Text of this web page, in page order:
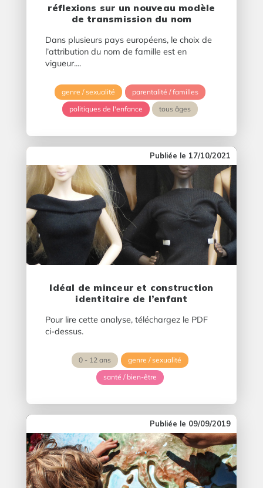
réflexions sur un nouveau modèle
de transmission du nom
Dans plusieurs pays européens, le choix de
l’attribution du nom de famille est en
vigueur....
genre / sexualité
parentalité / familles
politiques de l'enfance
tous âges
17/10/2021
Idéal de minceur et construction
identitaire de l’enfant
Pour lire cette analyse, téléchargez le PDF
ci-dessus.
0 - 12 ans
genre / sexualité
santé / bien-être
09/09/2019